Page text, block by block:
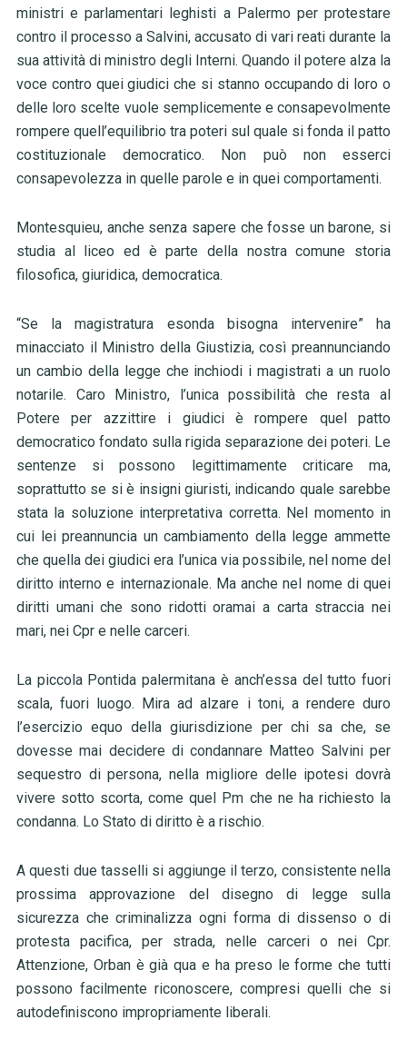
ministri e parlamentari leghisti a Palermo per protestare
contro il processo a Salvini, accusato di vari reati durante la
sua attività di ministro degli Interni. Quando il potere alza la
voce contro quei giudici che si stanno occupando di loro o
delle loro scelte vuole semplicemente e consapevolmente
rompere quell’equilibrio tra poteri sul quale si fonda il patto
costituzionale democratico. Non può non esserci
consapevolezza in quelle parole e in quei comportamenti.
Montesquieu, anche senza sapere che fosse un barone, si
studia al liceo ed è parte della nostra comune storia
filosofica, giuridica, democratica.
“Se la magistratura esonda bisogna intervenire” ha
minacciato il Ministro della Giustizia, così preannunciando
un cambio della legge che inchiodi i magistrati a un ruolo
notarile. Caro Ministro, l’unica possibilità che resta al
Potere per azzittire i giudici è rompere quel patto
democratico fondato sulla rigida separazione dei poteri. Le
sentenze si possono legittimamente criticare ma,
soprattutto se si è insigni giuristi, indicando quale sarebbe
stata la soluzione interpretativa corretta. Nel momento in
cui lei preannuncia un cambiamento della legge ammette
che quella dei giudici era l’unica via possibile, nel nome del
diritto interno e internazionale. Ma anche nel nome di quei
diritti umani che sono ridotti oramai a carta straccia nei
mari, nei Cpr e nelle carceri.
La piccola Pontida palermitana è anch’essa del tutto fuori
scala, fuori luogo. Mira ad alzare i toni, a rendere duro
l’esercizio equo della giurisdizione per chi sa che, se
dovesse mai decidere di condannare Matteo Salvini per
sequestro di persona, nella migliore delle ipotesi dovrà
vivere sotto scorta, come quel Pm che ne ha richiesto la
condanna. Lo Stato di diritto è a rischio.
A questi due tasselli si aggiunge il terzo, consistente nella
prossima approvazione del disegno di legge sulla
sicurezza che criminalizza ogni forma di dissenso o di
protesta pacifica, per strada, nelle carceri o nei Cpr.
Attenzione, Orban è già qua e ha preso le forme che tutti
possono facilmente riconoscere, compresi quelli che si
autodefiniscono impropriamente liberali.